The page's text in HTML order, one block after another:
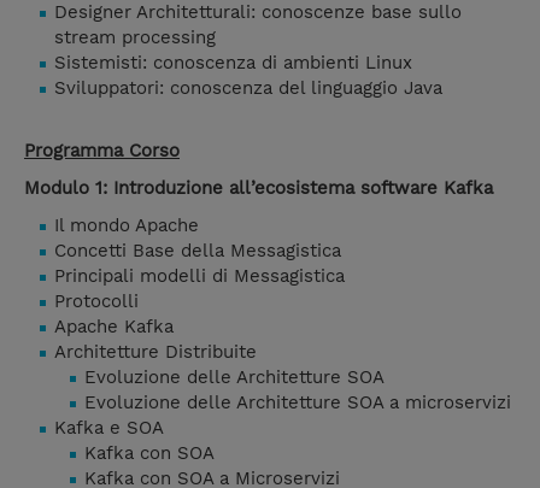
Designer Architetturali: conoscenze base sullo
stream processing
Sistemisti: conoscenza di ambienti Linux
Sviluppatori: conoscenza del linguaggio Java
Programma Corso
Modulo 1: Introduzione all’ecosistema software Kafka
Il mondo Apache
Concetti Base della Messagistica
Principali modelli di Messagistica
Protocolli
Apache Kafka
Architetture Distribuite
Evoluzione delle Architetture SOA
Evoluzione delle Architetture SOA a microservizi
Kafka e SOA
Kafka con SOA
Kafka con SOA a Microservizi